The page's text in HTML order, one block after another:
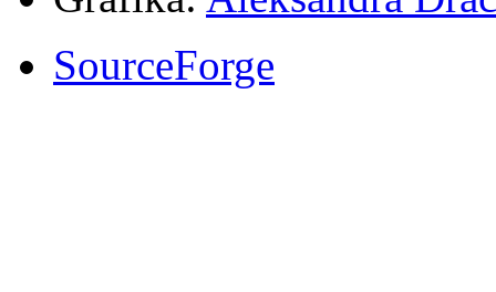
SourceForge